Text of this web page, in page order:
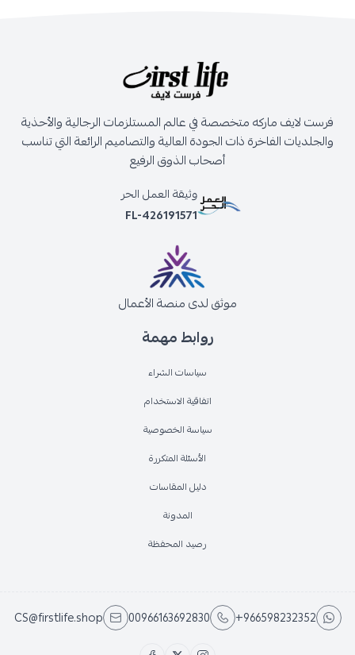
روابط مهمة
سياسات الشراء
اتفاقية الاستخدام
سياسة الخصوصية
الأسئلة المتكررة
دليل المقاسات
المدونة
رصيد المحفظة
فرست لايف ماركه متخصصة في عالم المستلزمات الرجالية والأحذية
والجلديات الفاخرة ذات الجودة العالية والتصاميم الرائعة التي تناسب
أصحاب الذوق الرفيع
وثيقة العمل الحر
FL-426191571
موثق لدى منصة الأعمال
+966598232352
00966163692830
CS@firstlife.shop